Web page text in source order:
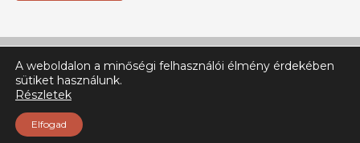
A weboldalon a minőségi felhasználói élmény érdekében
sütiket használunk.
Részletek
Elfogad